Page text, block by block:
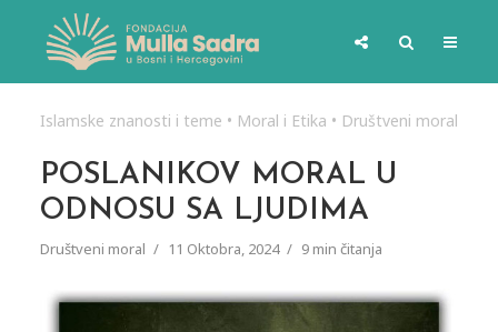
Islamske znanosti i teme • Moral i Etika • Društveni moral
POSLANIKOV MORAL U
ODNOSU SA LJUDIMA
Društveni moral 11 Oktobra, 2024 9 min čitanja